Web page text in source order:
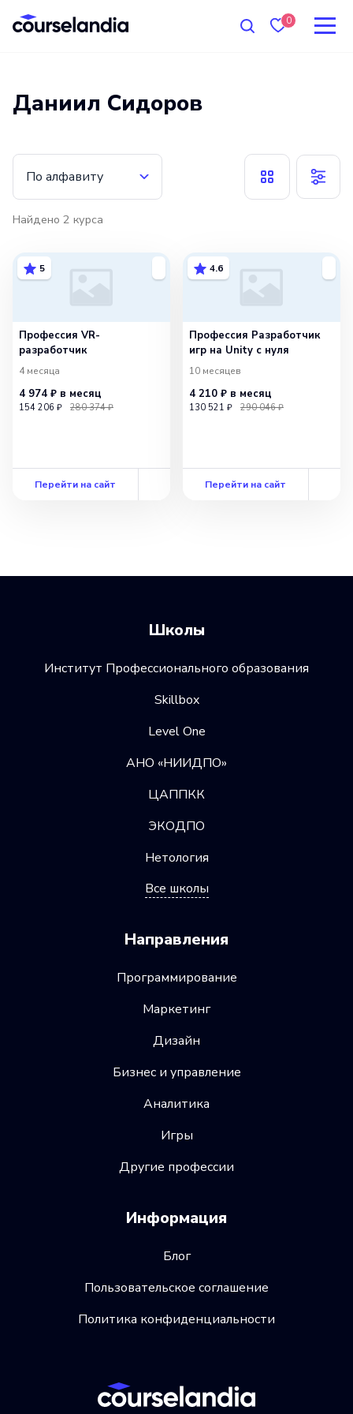
0
Даниил Сидоров
По алфавиту
Найдено 2 курса
5
Профессия VR-
разработчик
4 месяца
4 974 ₽ в месяц
154 206 ₽ 280 374 ₽
Перейти на сайт
4.6
Профессия Разработчик
игр на Unity с нуля
10 месяцев
4 210 ₽ в месяц
130 521 ₽ 290 046 ₽
Перейти на сайт
Школы
Институт Профессионального образования
Skillbox
Level One
АНО «НИИДПО»
ЦАППКК
ЭКОДПО
Нетология
Все школы
Направления
Программирование
Маркетинг
Дизайн
Бизнес и управление
Аналитика
Игры
Другие профессии
Информация
Блог
Пользовательское соглашение
Политика конфиденциальности